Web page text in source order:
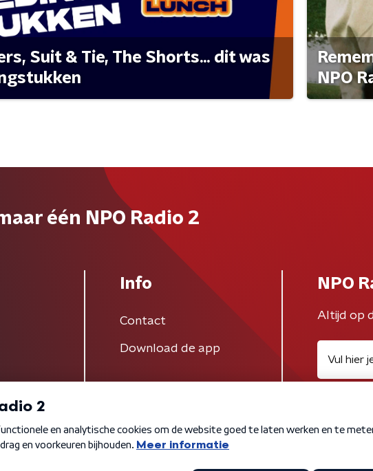
Suit & Tie, The Shorts... dit was
NPO
één NPO Radio 2
Info
Contact
Download de app
NPO
Altijd op
Privacybeleid